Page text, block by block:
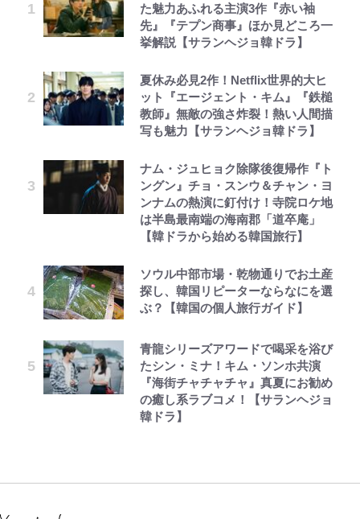
た魅力あふれる主演3作『赤い袖
先』『テプン商事』ほか見どころ一
挙解説【サランヘジョ韓ドラ】
夏休み必見2作！Netflix世界的大ヒ
ット『エージェント・キム』『鉄槌
教師』無敵の強さ炸裂！熱い人間描
写も魅力【サランヘジョ韓ドラ】
ナム・ジュヒョク除隊後復帰作『ト
ングン』チョ・スンウ＆チャン・ヨ
ンナムの熱演に釘付け！寺院ロケ地
は半島最南端の海南郡「道卒庵」
【韓ドラから始める韓国旅行】
ソウル中部市場・乾物通りでお土産
探し、韓国リピーターならなにを選
ぶ？【韓国の個人旅行ガイド】
青龍シリーズアワードで喝采を浴び
たシン・ミナ！キム・ソンホ共演
『海街チャチャチャ』真夏にお勧め
の癒し系ラブコメ！【サランヘジョ
韓ドラ】